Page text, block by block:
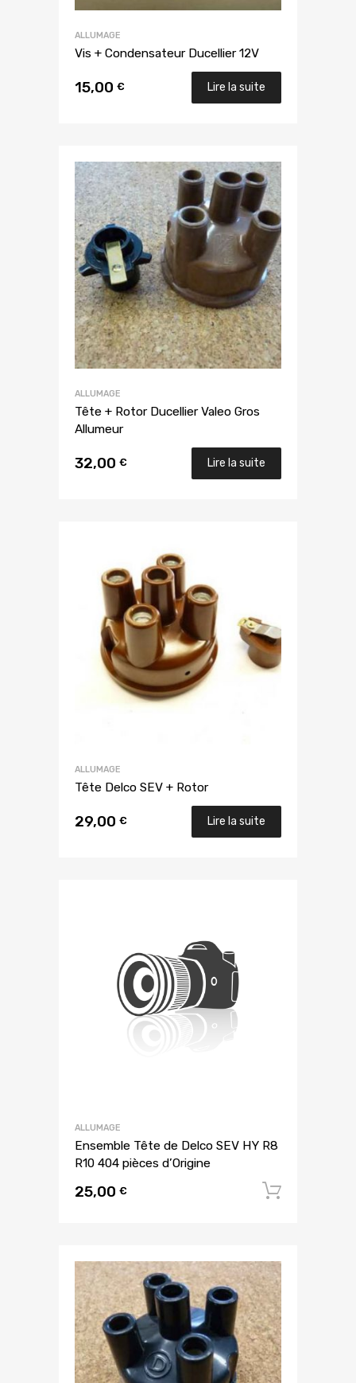
ALLUMAGE
Vis + Condensateur Ducellier 12V
15,00 € Lire la suite
ALLUMAGE
Tête + Rotor Ducellier Valeo Gros
Allumeur
32,00 € Lire la suite
ALLUMAGE
Tête Delco SEV + Rotor
29,00 € Lire la suite
ALLUMAGE
Ensemble Tête de Delco SEV HY R8
R10 404 pièces d’Origine
25,00 €